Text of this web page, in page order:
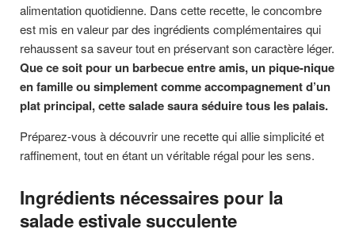
alimentation quotidienne. Dans cette recette, le concombre
est mis en valeur par des ingrédients complémentaires qui
rehaussent sa saveur tout en préservant son caractère léger.
Que ce soit pour un barbecue entre amis, un pique-nique
en famille ou simplement comme accompagnement d’un
plat principal, cette salade saura séduire tous les palais.
Préparez-vous à découvrir une recette qui allie simplicité et
raffinement, tout en étant un véritable régal pour les sens.
Ingrédients nécessaires pour la
salade estivale succulente